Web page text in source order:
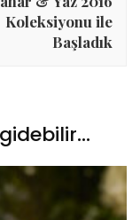
Koleksiyonu ile
Başladık